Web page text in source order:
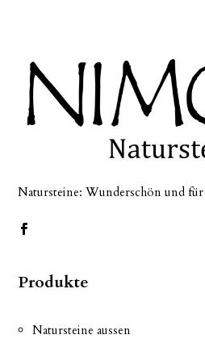
Natursteine: Wunderschön und
Produkte
Natursteine aussen